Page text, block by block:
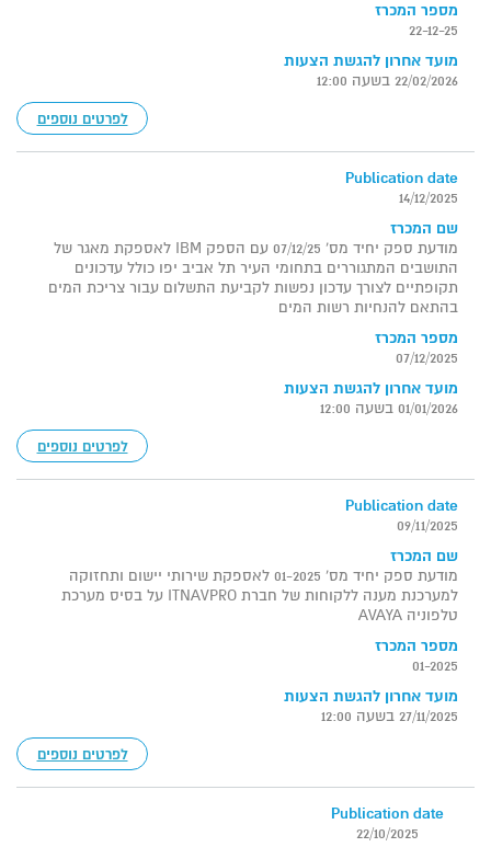
מספר המכרז
22-12-25
מועד אחרון להגשת הצעות
22/02/2026 בשעה 12:00
לפרטים נוספים
Publication date
14/12/2025
שם המכרז
מודעת ספק יחיד מס' 07/12/25 עם הספק IBM לאספקת מאגר של
התושבים המתגוררים בתחומי העיר תל אביב יפו כולל עדכונים
תקופתיים לצורך עדכון נפשות לקביעת התשלום עבור צריכת המים
בהתאם להנחיות רשות המים
מספר המכרז
07/12/2025
מועד אחרון להגשת הצעות
01/01/2026 בשעה 12:00
לפרטים נוספים
Publication date
09/11/2025
שם המכרז
מודעת ספק יחיד מס' 01-2025 לאספקת שירותי יישום ותחזוקה
למערכנת מענה ללקוחות של חברת ITNAVPRO על בסיס מערכת
טלפוניה AVAYA
מספר המכרז
01-2025
מועד אחרון להגשת הצעות
27/11/2025 בשעה 12:00
לפרטים נוספים
Publication date
22/10/2025